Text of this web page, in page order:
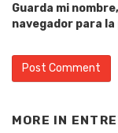
Guarda mi
navegador para
MORE IN